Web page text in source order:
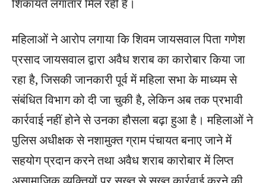
शिकायतें लगातार मिल रही हैं।
महिलाओं ने आरोप लगाया कि शिवम जायसवाल पिता गणेश
प्रसाद जायसवाल द्वारा अवैध शराब का कारोबार किया जा
रहा है, जिसकी जानकारी पूर्व में महिला सभा के माध्यम से
संबंधित विभाग को दी जा चुकी है, लेकिन अब तक प्रभावी
कार्रवाई नहीं होने से उनका हौसला बढ़ा हुआ है। महिलाओं ने
पुलिस अधीक्षक से नशामुक्त ग्राम पंचायत बनाए जाने में
सहयोग प्रदान करने तथा अवैध शराब कारोबार में लिप्त